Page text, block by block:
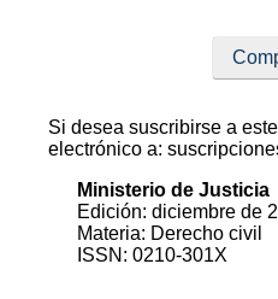
Si desea suscribirse a
electrónico a:
Ministerio de Justicia
Edición: diciembre de
Materia: Derecho civil
ISSN: 0210-301X